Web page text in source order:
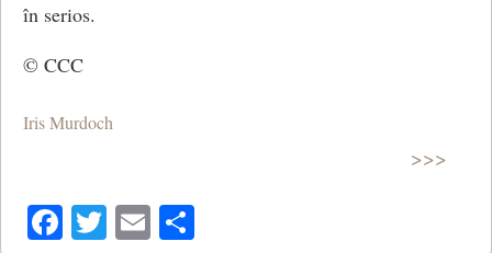
în serios.
© CCC
Iris Murdoch
>>>
Facebook
Twitter
Email